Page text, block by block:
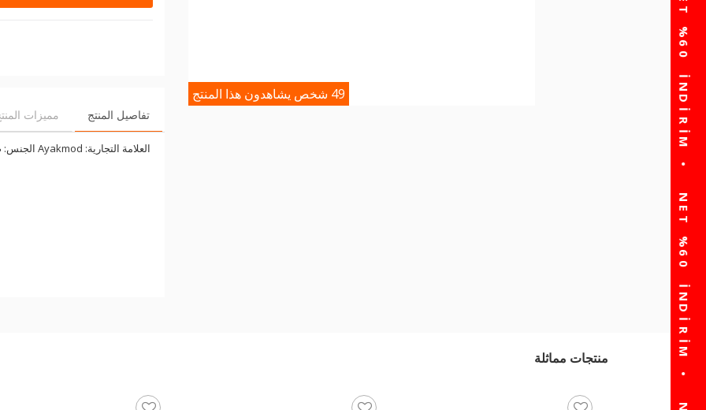
49 شخص يشاهدون هذا المنتج
تفاصيل المنتج مميزات
العلامة التجارية: Ayakmod الجنس: صبي نوع المنتج: صنادل
منتجات مماثلة